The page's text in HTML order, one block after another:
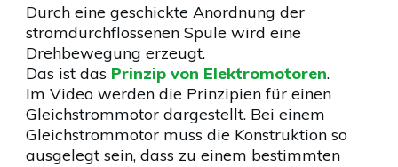
Durch eine geschickte Anordnung der
stromdurchflossenen Spule wird eine
Drehbewegung erzeugt.
Das ist das Prinzip von Elektromotoren.
Im Video werden die Prinzipien für einen
Gleichstrommotor dargestellt. Bei einem
Gleichstrommotor muss die Konstruktion so
ausgelegt sein, dass zu einem bestimmten